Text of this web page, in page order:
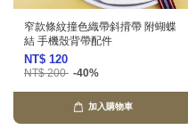
窄款條紋撞色織帶斜揹帶 附蝴蝶
結 手機殼背帶配件
NT$ 120
NT$ 200 -40%
加入購物車